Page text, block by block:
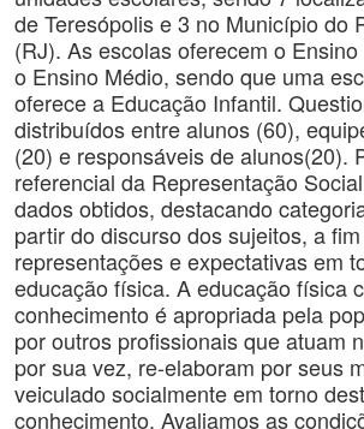
de Teresópolis e 3 no Município do
(RJ). As escolas oferecem o
o Ensino Médio, sendo que uma
oferece a Educação Infantil.
distribuídos entre alunos (60),
(20) e responsáveis de alunos(20).
referencial da Representação
dados obtidos, destacando
partir do discurso dos sujeitos, a
representações e expectativas em
educação física. A educação física
conhecimento é apropriada pela
por outros profissionais que atuam
por sua vez, re-elaboram por seus
veiculado socialmente em torno
conhecimento. Avaliamos as